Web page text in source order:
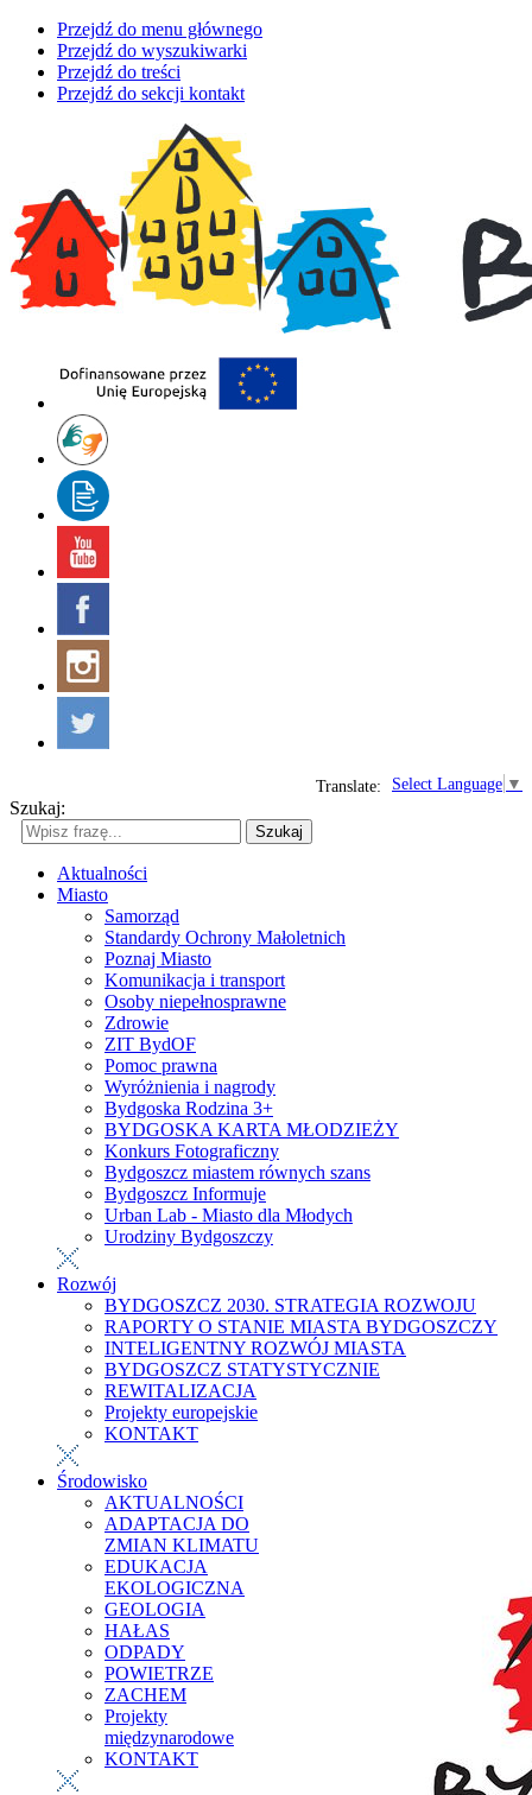
Przejdź do menu głównego
Przejdź do wyszukiwarki
Przejdź do treści
Przejdź do sekcji kontakt
Select Language ▼
Translate:
Szukaj:
Szukaj
Aktualności
Miasto
Samorząd
Standardy Ochrony Małoletnich
Poznaj Miasto
Komunikacja i transport
Osoby niepełnosprawne
Zdrowie
ZIT BydOF
Pomoc prawna
Wyróżnienia i nagrody
Bydgoska Rodzina 3+
BYDGOSKA KARTA MŁODZIEŻY
Konkurs Fotograficzny
Bydgoszcz miastem równych szans
Bydgoszcz Informuje
Urban Lab - Miasto dla Młodych
Urodziny Bydgoszczy
Rozwój
BYDGOSZCZ 2030. STRATEGIA ROZWOJU
RAPORTY O STANIE MIASTA BYDGOSZCZY
INTELIGENTNY ROZWÓJ MIASTA
BYDGOSZCZ STATYSTYCZNIE
REWITALIZACJA
Projekty europejskie
KONTAKT
Środowisko
AKTUALNOŚCI
ADAPTACJA DO
ZMIAN KLIMATU
EDUKACJA
EKOLOGICZNA
GEOLOGIA
HAŁAS
ODPADY
POWIETRZE
ZACHEM
Projekty
międzynarodowe
KONTAKT